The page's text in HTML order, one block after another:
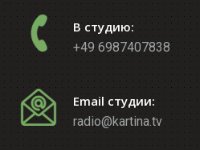
В студию:
+49 6987407838
Email студии:
radio@kartina.tv